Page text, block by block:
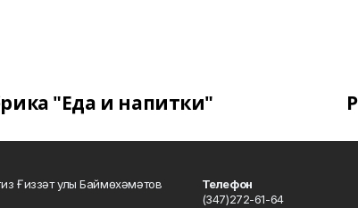
"Еда и напитки"
Ғиззәт улы Баймөхәмәтов
Телефон
(347)272-61-64